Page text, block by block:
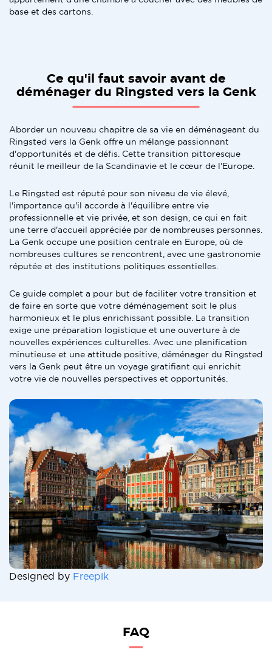
base et des cartons.
Ce qu'il faut savoir avant de
déménager du Ringsted vers la Genk
Aborder un nouveau chapitre de sa vie en déménageant du
Ringsted vers la Genk offre un mélange passionnant
d'opportunités et de défis. Cette transition pittoresque
réunit le meilleur de la Scandinavie et le cœur de l'Europe.
Le Ringsted est réputé pour son niveau de vie élevé,
l'importance qu'il accorde à l'équilibre entre vie
professionnelle et vie privée, et son design, ce qui en fait
une terre d'accueil appréciée par de nombreuses personnes.
La Genk occupe une position centrale en Europe, où de
nombreuses cultures se rencontrent, avec une gastronomie
réputée et des institutions politiques essentielles.
Ce guide complet a pour but de faciliter votre transition et
de faire en sorte que votre déménagement soit le plus
harmonieux et le plus enrichissant possible. La transition
exige une préparation logistique et une ouverture à de
nouvelles expériences culturelles. Avec une planification
minutieuse et une attitude positive, déménager du Ringsted
vers la Genk peut être un voyage gratifiant qui enrichit
votre vie de nouvelles perspectives et opportunités.
Designed by Freepik
FAQ